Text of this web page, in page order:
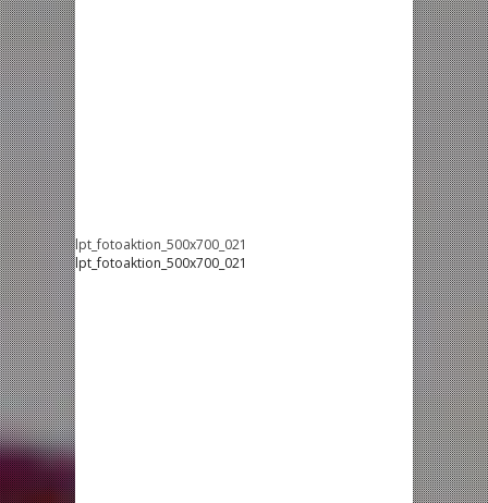
lpt_fotoaktion_500x700_021
lpt_fotoaktion_500x700_021